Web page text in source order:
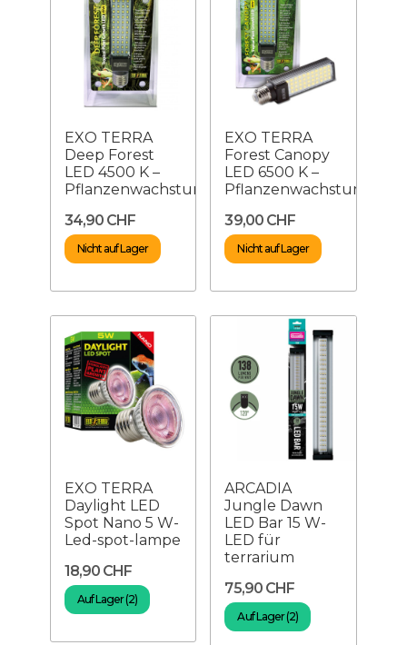
EXO TERRA
Deep Forest
LED 4500 K –
Pflanzenwachstumslampe
34,90 CHF
Nicht auf Lager
EXO TERRA
Forest Canopy
LED 6500 K –
39,00 CHF
Nicht auf Lager
EXO TERRA
Daylight LED
Spot Nano 5 W-
Led-spot-lampe
18,90 CHF
Auf Lager (2)
ARCADIA
Jungle Dawn
LED Bar 15 W-
LED für
terrarium
75,90 CHF
Auf Lager (2)